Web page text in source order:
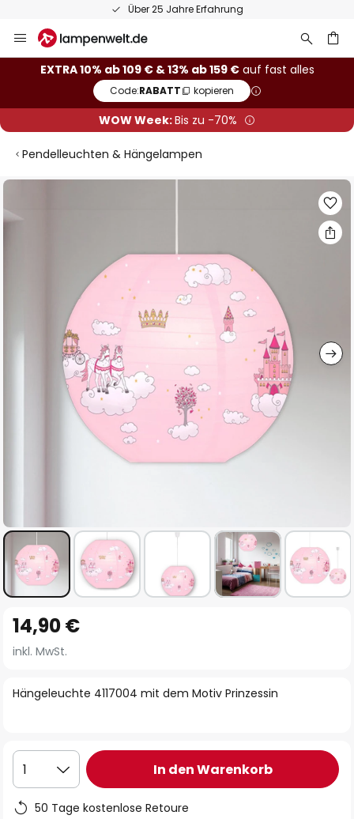
Über 25 Jahre Erfahrung
Inhalt
springen
EXTRA 10% ab 109 € & 13% ab 159 €auf fast alles
Code:RABATT kopieren
WOW Week:Bis zu -70%
Pendelleuchten & Hängelampen
Zum
Ende
der
Anfang
der
springen
Hängeleuchte 4117004 mit dem Motiv Prinzessin
14,90 €
inkl. MwSt.
1 In den Warenkorb
50 Tage kostenlose Retoure